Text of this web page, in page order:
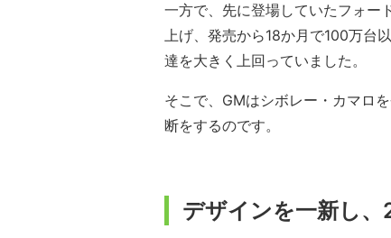
一方で、先に登場していたフォー
上げ、発売から18か月で100万台
達を大きく上回っていました。
そこで、GMはシボレー・カマロ
断をするのです。
デザインを一新し